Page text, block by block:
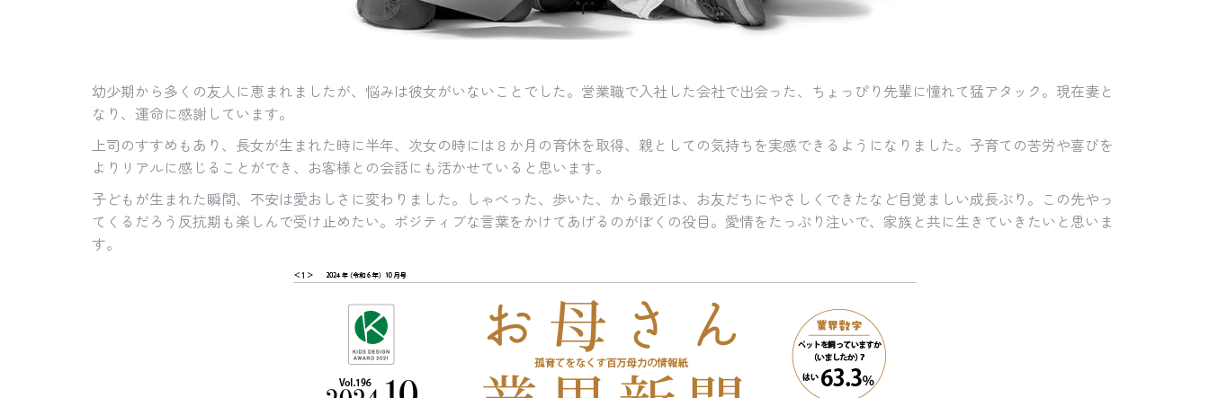
幼少期から多くの友人に恵まれましたが、悩みは彼女がいないことでした。営業職で入社した会社で出会った、ちょっぴり先輩に憧れて猛アタック。現在妻と
なり、運命に感謝しています。
上司のすすめもあり、長女が生まれた時に半年、次女の時には８か月の育休を取得、親としての気持ちを実感できるようになりました。子育ての苦労や喜びを
よりリアルに感じることができ、お客様との会話にも活かせていると思います。
子どもが生まれた瞬間、不安は愛おしさに変わりました。しゃべった、歩いた、から最近は、お友だちにやさしくできたなど目覚ましい成長ぶり。この先やっ
てくるだろう反抗期も楽しんで受け止めたい。ポジティブな言葉をかけてあげるのがぼくの役目。愛情をたっぷり注いで、家族と共に生きていきたいと思いま
す。